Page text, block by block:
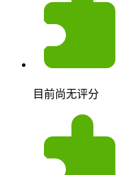
目前尚无评分